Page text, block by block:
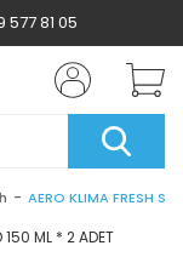
577 81 05
AERO KLIMA FRESH